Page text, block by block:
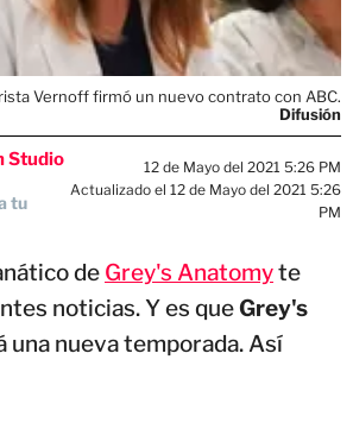
Vernoff firmó un nuevo contrato con ABC.
Difusión
Studio
tu
12 de Mayo del 2021 5:26 PM
Actualizado el 12 de Mayo del 2021 5:26
PM
de Grey's Anatomyte
noticias. Y es queGrey's
una nueva temporada. Así